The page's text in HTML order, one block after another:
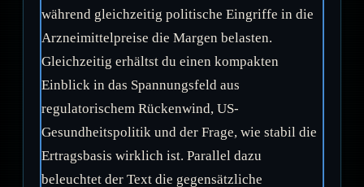
während gleichzeitig politische Eingriffe in die
Arzneimittelpreise die Margen belasten.
Gleichzeitig erhältst du einen kompakten
Einblick in das Spannungsfeld aus
regulatorischem Rückenwind, US-
Gesundheitspolitik und der Frage, wie stabil die
Ertragsbasis wirklich ist. Parallel dazu
beleuchtet der Text die gegensätzliche